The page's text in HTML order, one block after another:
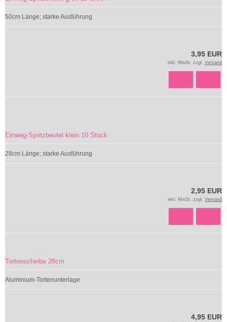
50cm Länge; starke Ausführung
3,95 EUR
inkl. MwSt. zzgl. Versand
Einweg-Spritzbeutel klein 10 Stück
28cm Länge; starke Ausführung
2,95 EUR
inkl. MwSt. zzgl. Versand
Tortenscheibe 28cm
Aluminium-Tortenunterlage
4,95 EUR